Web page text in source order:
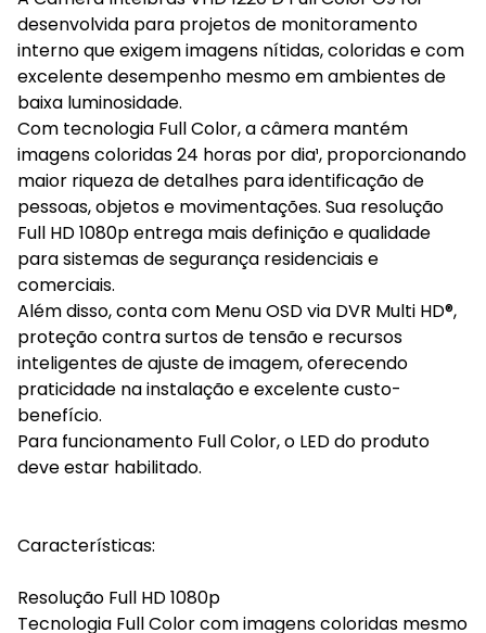
desenvolvida para projetos de monitoramento
interno que exigem imagens nítidas, coloridas e com
excelente desempenho mesmo em ambientes de
baixa luminosidade.
Com tecnologia Full Color, a câmera mantém
imagens coloridas 24 horas por dia¹, proporcionando
maior riqueza de detalhes para identificação de
pessoas, objetos e movimentações. Sua resolução
Full HD 1080p entrega mais definição e qualidade
para sistemas de segurança residenciais e
comerciais.
Além disso, conta com Menu OSD via DVR Multi HD®,
proteção contra surtos de tensão e recursos
inteligentes de ajuste de imagem, oferecendo
praticidade na instalação e excelente custo-
benefício.
Para funcionamento Full Color, o LED do produto
deve estar habilitado.
Características:
Resolução Full HD 1080p
Tecnologia Full Color com imagens coloridas mesmo